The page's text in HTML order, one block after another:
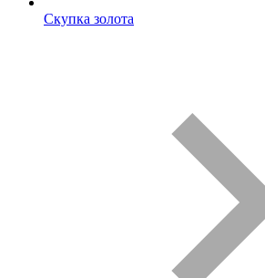
Скупка золота